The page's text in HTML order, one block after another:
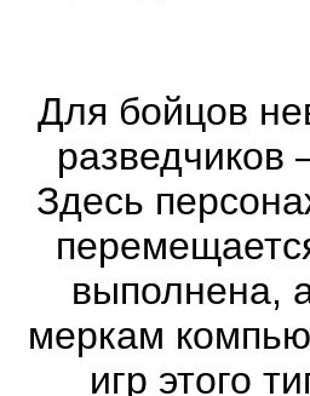
Для бойцов
разведчиков
Здесь
выполнена,
меркам
игр этого